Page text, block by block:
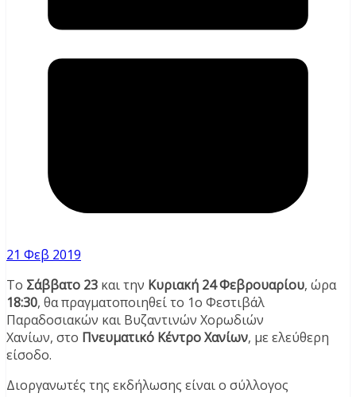
21 Φεβ 2019
Το Σάββατο 23 και την Κυριακή 24 Φεβρουαρίου, ώρα
18:30, θα πραγματοποιηθεί το 1ο Φεστιβάλ
Παραδοσιακών και Βυζαντινών Χορωδιών
Χανίων, στο Πνευματικό Κέντρο Χανίων, με ελεύθερη
είσοδο.
Διοργανωτές της εκδήλωσης είναι ο σύλλογος